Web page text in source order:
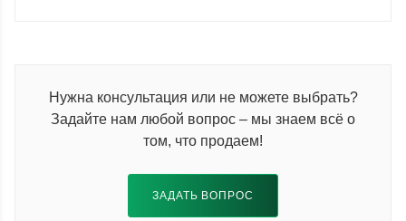
Нужна консультация или не можете выбрать?
Задайте нам любой вопрос – мы знаем всё о
том, что продаем!
ЗАДАТЬ ВОПРОС